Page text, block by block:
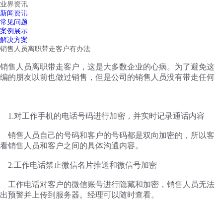
红鹰工作手机
业界资讯
新闻资讯
常见问题
案例展示
解决方案
销售人员离职带走客户有办法
销售人员离职带走客户，这是大多数企业的心病。为了避免
编的朋友以前也做过销售，但是公司的销售人员没有带走任
1.对工作手机的电话号码进行加密，并实时记录通话内容
销售人员自己的号码和客户的号码都是双向加密的，所以
看销售人员和客户之间的具体沟通内容。
2.工作电话禁止微信名片推送和微信号加密
工作电话对客户的微信账号进行隐藏和加密，销售人员无
出预警并上传到服务器。经理可以随时查看。